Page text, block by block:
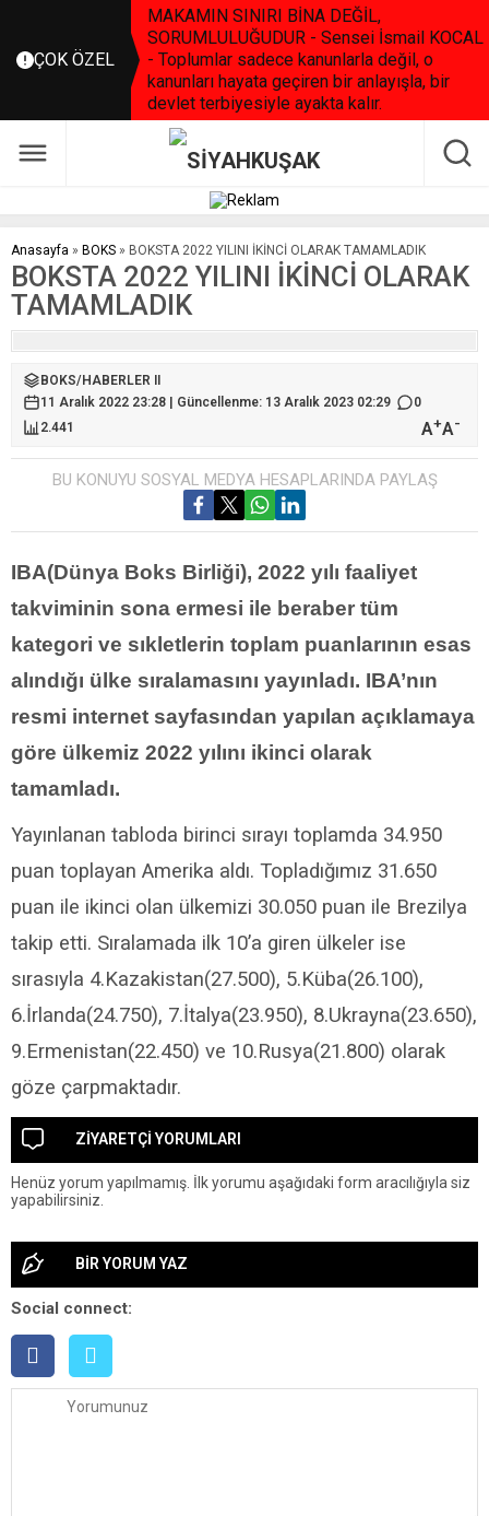
ÇOK ÖZEL
MAKAMIN SINIRI BİNA DEĞİL,
SORUMLULUĞUDUR - Sensei İsmail KOCAL
- Toplumlar sadece kanunlarla değil, o
kanunları hayata geçiren bir anlayışla, bir
devlet terbiyesiyle ayakta kalır.
Anasayfa » BOKS » BOKSTA 2022 YILINI İKİNCİ OLARAK TAMAMLADIK
BOKSTA 2022 YILINI İKİNCİ OLARAK
TAMAMLADIK
BOKS/HABERLER II
11 Aralık 2022 23:28 | Güncellenme: 13 Aralık 2023 02:29
0
2.441
A+A-
BU KONUYU SOSYAL MEDYA HESAPLARINDA PAYLAŞ
IBA(Dünya Boks Birliği), 2022 yılı faaliyet
takviminin sona ermesi ile beraber tüm
kategori ve sıkletlerin toplam puanlarının esas
alındığı ülke sıralamasını yayınladı. IBA’nın
resmi internet sayfasından yapılan açıklamaya
göre ülkemiz 2022 yılını ikinci olarak
tamamladı.
Yayınlanan tabloda birinci sırayı toplamda 34.950
puan toplayan Amerika aldı. Topladığımız 31.650
puan ile ikinci olan ülkemizi 30.050 puan ile Brezilya
takip etti. Sıralamada ilk 10’a giren ülkeler ise
sırasıyla 4.Kazakistan(27.500), 5.Küba(26.100),
6.İrlanda(24.750), 7.İtalya(23.950), 8.Ukrayna(23.650),
9.Ermenistan(22.450) ve 10.Rusya(21.800) olarak
göze çarpmaktadır.
ZİYARETÇİ YORUMLARI
Henüz yorum yapılmamış. İlk yorumu aşağıdaki form aracılığıyla siz
yapabilirsiniz.
BİR YORUM YAZ
Social connect: